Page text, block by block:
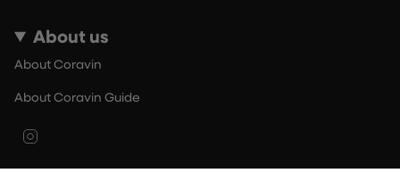
About us
About Coravin
About Coravin Guide